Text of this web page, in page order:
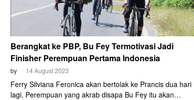
Berangkat ke PBP, Bu Fey Termotivasi Jadi
Finisher Perempuan Pertama Indonesia
by 14 August 2023
Ferry Silviana Feronica akan bertolak ke Prancis dua hari
lagi. Perempuan yang akrab disapa Bu Fey itu akan